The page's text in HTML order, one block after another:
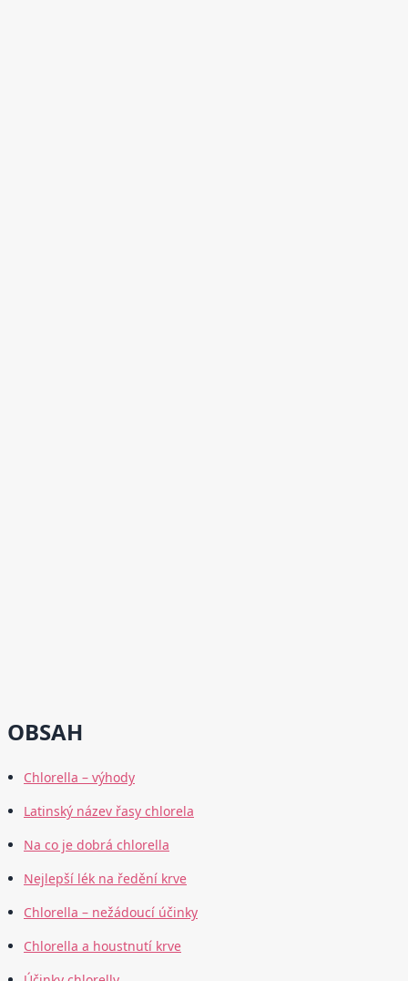
OBSAH
Chlorella – výhody
Latinský název řasy chlorela
Na co je dobrá chlorella
Nejlepší lék na ředění krve
Chlorella – nežádoucí účinky
Chlorella a houstnutí krve